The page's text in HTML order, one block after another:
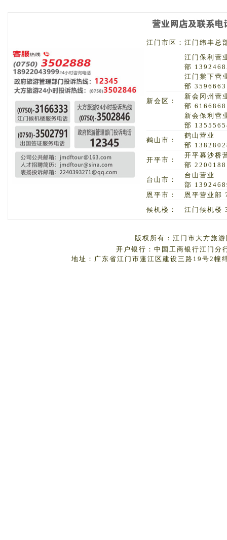
江门市区： 江门纬丰总
江门保利营
部
江门棠下营
部 3596663
新会区：
新会冈州营
部 6166868
新会保利营
部
鹤山市：
鹤山营业
部
开平市：
开平幕沙桥
部 2200188
台山市：
台山营业
部
恩平市：
恩平营业部
候机楼：
江门候机楼
版权所有：江门市大方旅
开户银行：中国工商银行江门
地址：广东省江门市蓬江区建设三路19号2